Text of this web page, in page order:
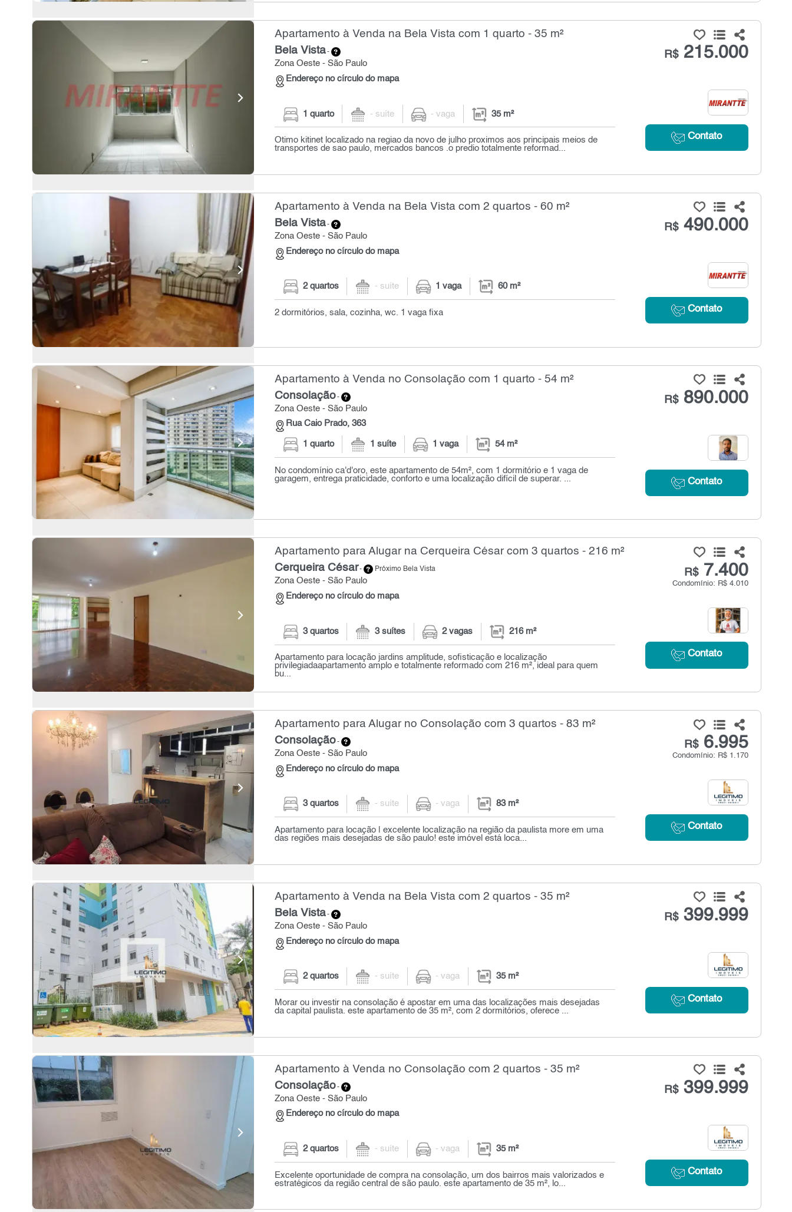
Apartamento à Venda na Bela Vista com 1 quarto - 35 m²
Bela Vista-
Zona Oeste - São Paulo
Endereço no círculo do mapa
R$215.000
Contato
1 quarto - suíte - vaga 35 m²
Otimo kitinet localizado na regiao da novo de julho proximos aos principais meios de
transportes de sao paulo, mercados bancos .o predio totalmente reformad...
Apartamento à Venda na Bela Vista com 2 quartos - 60 m²
Bela Vista-
Zona Oeste - São Paulo
Endereço no círculo do mapa
R$490.000
Contato
2 quartos - suíte 1 vaga 60 m²
2 dormitórios, sala, cozinha, wc. 1 vaga fixa
Apartamento à Venda no Consolação com 1 quarto - 54 m²
Consolação-
Zona Oeste - São Paulo
Rua Caio Prado, 363
R$890.000
Contato
1 quarto 1 suíte 1 vaga 54 m²
No condomínio ca'd'oro, este apartamento de 54m², com 1 dormitório e 1 vaga de
garagem, entrega praticidade, conforto e uma localização difícil de superar. ...
Apartamento para Alugar na Cerqueira César com 3 quartos - 216 m²
Cerqueira César- Próximo Bela Vista
Zona Oeste - São Paulo
Endereço no círculo do mapa
R$7.400
Condomínio: R$ 4.010
Contato
3 quartos 3 suítes 2 vagas 216 m²
Apartamento para locação jardins amplitude, sofisticação e localização
privilegiadaapartamento amplo e totalmente reformado com 216 m², ideal para quem
bu...
Apartamento para Alugar no Consolação com 3 quartos - 83 m²
Consolação-
Zona Oeste - São Paulo
Endereço no círculo do mapa
R$6.995
Condomínio: R$ 1.170
Contato
3 quartos - suíte - vaga 83 m²
Apartamento para locação | excelente localização na região da paulista more em uma
das regiões mais desejadas de são paulo! este imóvel está loca...
Apartamento à Venda na Bela Vista com 2 quartos - 35 m²
Bela Vista-
Zona Oeste - São Paulo
Endereço no círculo do mapa
R$399.999
Contato
2 quartos - suíte - vaga 35 m²
Morar ou investir na consolação é apostar em uma das localizações mais desejadas
da capital paulista. este apartamento de 35 m², com 2 dormitórios, oferece ...
Apartamento à Venda no Consolação com 2 quartos - 35 m²
Consolação-
Zona Oeste - São Paulo
Endereço no círculo do mapa
R$399.999
Contato
2 quartos - suíte - vaga 35 m²
Excelente oportunidade de compra na consolação, um dos bairros mais valorizados e
estratégicos da região central de são paulo. este apartamento de 35 m², lo...